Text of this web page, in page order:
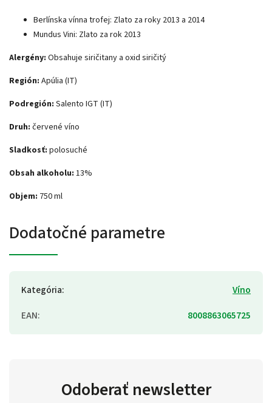
Berlínska vínna trofej: Zlato za roky 2013 a 2014
Mundus Vini: Zlato za rok 2013
Alergény: Obsahuje siričitany a oxid siričitý
Región: Apúlia (IT)
Podregión: Salento IGT (IT)
Druh: červené víno
Sladkosť: polosuché
Obsah alkoholu: 13%
Objem: 750 ml
Dodatočné parametre
Kategória:
Víno
EAN: 8008863065725
Odoberať newsletter